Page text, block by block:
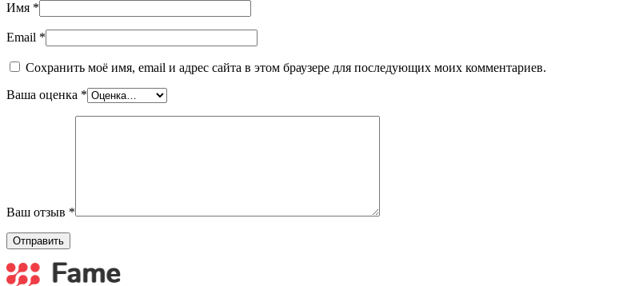
Имя *
Email *
Сохранить моё имя, email и адрес сайта в этом браузере для последующих моих комментариев.
Ваша оценка *
Ваш отзыв *